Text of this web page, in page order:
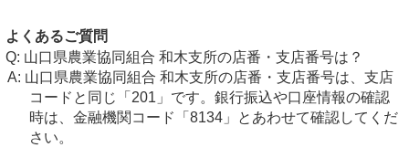
よくあるご質問
山口県農業協同組合 和木支所の店番・支店番号は？
山口県農業協同組合 和木支所の店番・支店番号は、支店
コードと同じ「201」です。銀行振込や口座情報の確認
時は、金融機関コード「8134」とあわせて確認してくだ
さい。